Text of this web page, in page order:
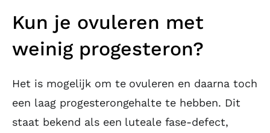
Kun je ovuleren met
weinig progesteron?
Het is mogelijk om te ovuleren en daarna toch
een laag progesterongehalte te hebben. Dit
staat bekend als een luteale fase-defect,